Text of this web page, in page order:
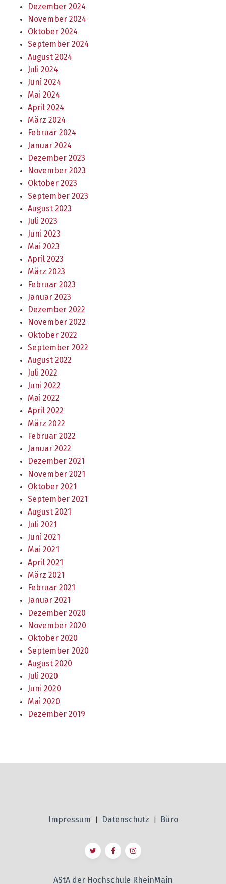
Dezember 2024
November 2024
Oktober 2024
September 2024
August 2024
Juli 2024
Juni 2024
Mai 2024
April 2024
März 2024
Februar 2024
Januar 2024
Dezember 2023
November 2023
Oktober 2023
September 2023
August 2023
Juli 2023
Juni 2023
Mai 2023
April 2023
März 2023
Februar 2023
Januar 2023
Dezember 2022
November 2022
Oktober 2022
September 2022
August 2022
Juli 2022
Juni 2022
Mai 2022
April 2022
März 2022
Februar 2022
Januar 2022
Dezember 2021
November 2021
Oktober 2021
September 2021
August 2021
Juli 2021
Juni 2021
Mai 2021
April 2021
März 2021
Februar 2021
Januar 2021
Dezember 2020
November 2020
Oktober 2020
September 2020
August 2020
Juli 2020
Juni 2020
Mai 2020
Dezember 2019
Impressum Datenschutz Büro
AStA der Hochschule RheinMain